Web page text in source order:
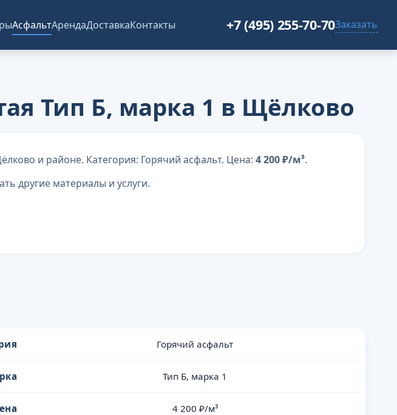
АсфальтАрендаДоставкаКонтакты +7 (495) 255-70-70Заказать
Тип Б, марка 1 в Щёлково
и районе. Категория: Горячий асфальт. Цена: 4 200 ₽/м³.
другие материалы и услуги.
Горячий асфальт
Тип Б, марка 1
4 200 ₽/м³